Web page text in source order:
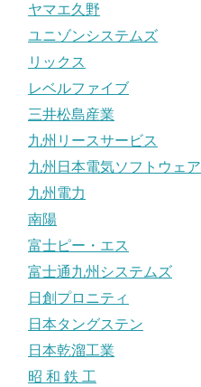
ヤマエ久野
ユニゾンシステムズ
リックス
レベルファイブ
三井松島産業
九州リースサービス
九州日本電気ソフトウェア
九州電力
南陽
富士ピー・エス
富士通九州システムズ
日創プロニティ
日本タングステン
日本乾溜工業
昭 和 鉄 工